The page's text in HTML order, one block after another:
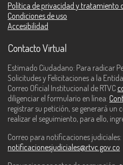
Política de privacidad y tratamiento
Condiciones de uso
Accesibilidad
Contacto Virtual
Estimado Ciudadano: Para radicar
Solicitudes y Felicitaciones a la
Correo Oficial Institucional de RTVC
diligenciar el formulario en línea:
registrar su petición, se generará un
realizar el seguimiento, para ello,
Correo para notificaciones judiciales:
notificacionesjudiciales@rtvc.gov.co